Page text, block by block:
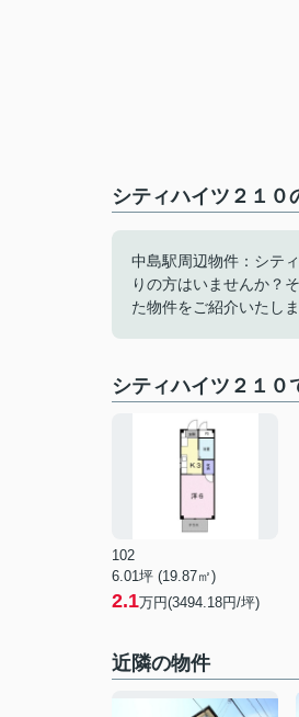
シティハイツ２１０
中島駅周辺物件：シテ
りの方はいませんか？
た物件をご紹介いたしま
シティハイツ２１０
102
6.01坪 (19.87㎡)
2.1万円(3494.18円/坪)
近隣の物件